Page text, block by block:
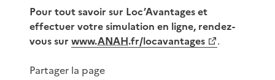
Pour tout savoir sur Loc’Avantages et
effectuer votre simulation en ligne, rendez-
vous sur www.ANAH.fr/locavantages
.
Partager la page